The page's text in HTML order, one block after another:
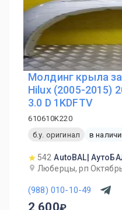
Молдинг крыла
Hilux (2005-2015)
3.0 D 1KDFTV
610610K220
б.у. оригинал
в
542 AutoBAL|
Люберцы, рп
(988) 010-10-49
2 600